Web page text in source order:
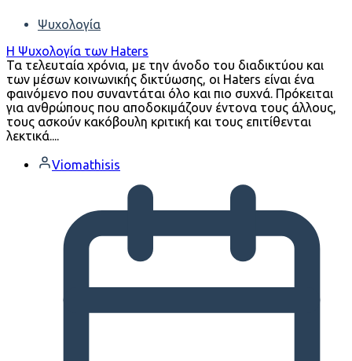
Ψυχολογία
Η Ψυχολογία των Haters
Τα τελευταία χρόνια, με την άνοδο του διαδικτύου και
των μέσων κοινωνικής δικτύωσης, οι Haters είναι ένα
φαινόμενο που συναντάται όλο και πιο συχνά. Πρόκειται
για ανθρώπους που αποδοκιμάζουν έντονα τους άλλους,
τους ασκούν κακόβουλη κριτική και τους επιτίθενται
λεκτικά....
Viomathisis